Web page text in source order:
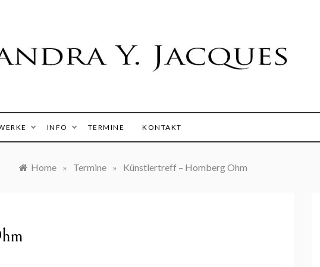
INFO TERMINE KONTAKT
Home » Termine » Künstlertreff – Homberg Ohm